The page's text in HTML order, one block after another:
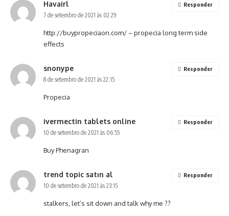
Havairl
7 de setembro de 2021 às 02:29
http://buypropeciaon.com/– propecia long term side
effects
Responder
snonype
8 de setembro de 2021 às 22:15
Propecia
Responder
ivermectin tablets online
10 de setembro de 2021 às 06:55
Buy Phenagran
Responder
trend topic satın al
10 de setembro de 2021 às 23:15
stalkers, let’s sit down and talk why me ??
Responder